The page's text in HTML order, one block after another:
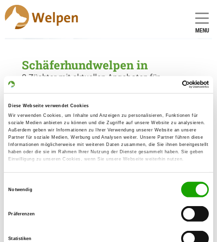
Diese Webseite verwendet Cookies
Wir verwenden Cookies, um Inhalte und Anzeigen zu personalisieren, Funktionen für
soziale Medien anbieten zu können und die Zugriffe auf unsere Website zu analysieren.
Außerdem geben wir Informationen zu Ihrer Verwendung unserer Website an unsere
Partner für soziale Medien, Werbung und Analysen weiter. Unsere Partner führen diese
Informationen möglicherweise mit weiteren Daten zusammen, die Sie ihnen bereitgestellt
haben oder die sie im Rahmen Ihrer Nutzung der Dienste gesammelt haben. Sie geben
Einwilligung zu unseren Cookies, wenn Sie unsere Webseite weiterhin nutzen.
Notwendig
Präferenzen
Statistiken
MENU
Schäferhundwelpen in
0 Züchter mit aktuellen Angeboten für